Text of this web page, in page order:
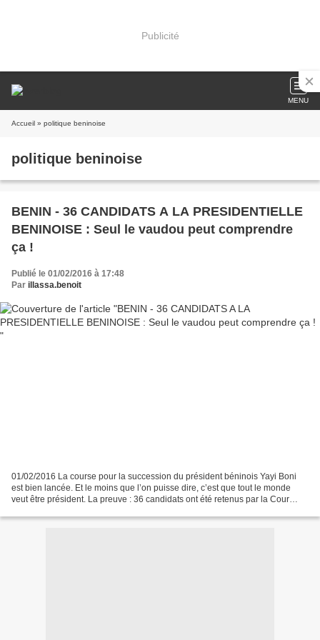
Publicité
MENU
Accueil » politique beninoise
politique beninoise
BENIN - 36 CANDIDATS A LA PRESIDENTIELLE
BENINOISE : Seul le vaudou peut comprendre
ça !
Publié le 01/02/2016 à 17:48
Par illassa.benoit
01/02/2016 La course pour la succession du président béninois Yayi Boni
est bien lancée. Et le moins que l’on puisse dire, c’est que tout le monde
veut être président. La preuve : 36 candidats ont été retenus par la Cour